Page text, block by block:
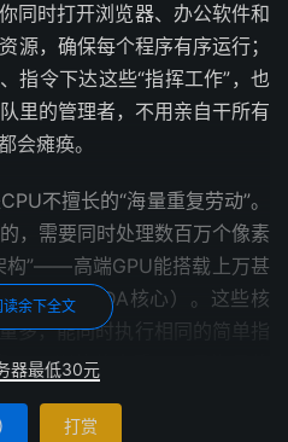
同时打开浏览器、办公软件和
源，确保每个程序有序运行；
指令下达这些“指挥工作”，也
里的管理者，不用亲自干所有
会瘫痪。
不擅长的“海量重复劳动”。
，需要同时处理数百万个像素
构”——高端GPU能搭载上万甚
的CUDA核心）。这些核
多，能同时执行相同的简单指
。AI训练的本质，正是海量的
适配。有数据显示，训练一个
读余下全文
器最低30元
) 打赏